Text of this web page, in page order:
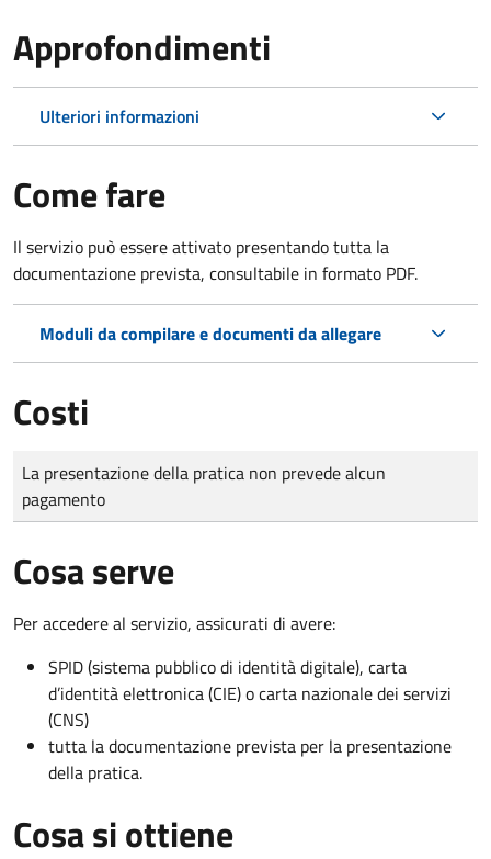
Approfondimenti
Ulteriori informazioni
Come fare
Il servizio può essere attivato presentando tutta la
documentazione prevista, consultabile in formato PDF.
Moduli da compilare e documenti da allegare
Costi
Tipo di pagamento
Importo
La presentazione della pratica non prevede alcun
pagamento
Cosa serve
Per accedere al servizio, assicurati di avere:
SPID (sistema pubblico di identità digitale), carta
d’identità elettronica (CIE) o carta nazionale dei servizi
(CNS)
tutta la documentazione prevista per la presentazione
della pratica.
Cosa si ottiene